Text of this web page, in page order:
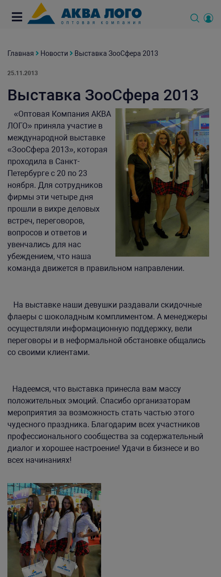
Главная Новости Выставка ЗооСфера 2013
25.11.2013
Выставка ЗооСфера 2013
«Оптовая Компания АКВА
ЛОГО» приняла участие в
международной выставке
«ЗооСфера 2013», которая
проходила в Санкт-
Петербурге с 20 по 23
ноября. Для сотрудников
фирмы эти четыре дня
прошли в вихре деловых
встреч, переговоров,
вопросов и ответов и
увенчались для нас
убеждением, что наша
команда движется в правильном направлении.
На выставке наши девушки раздавали скидочные
флаеры с шоколадным комплиментом. А менеджеры
осуществляли информационную поддержку, вели
переговоры и в неформальной обстановке общались
со своими клиентами.
Надеемся, что выставка принесла вам массу
положительных эмоций. Спасибо организаторам
мероприятия за возможность стать частью этого
чудесного праздника. Благодарим всех участников
профессионального сообщества за содержательный
диалог и хорошее настроение! Удачи в бизнесе и во
всех начинаниях!